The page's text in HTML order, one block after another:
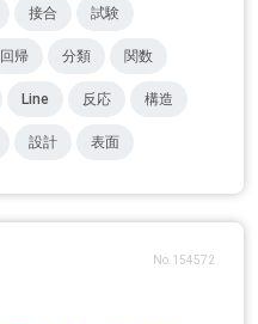
接合 試験
回帰 分類 関数
Line 反応 構造
設計 表面
No.154572